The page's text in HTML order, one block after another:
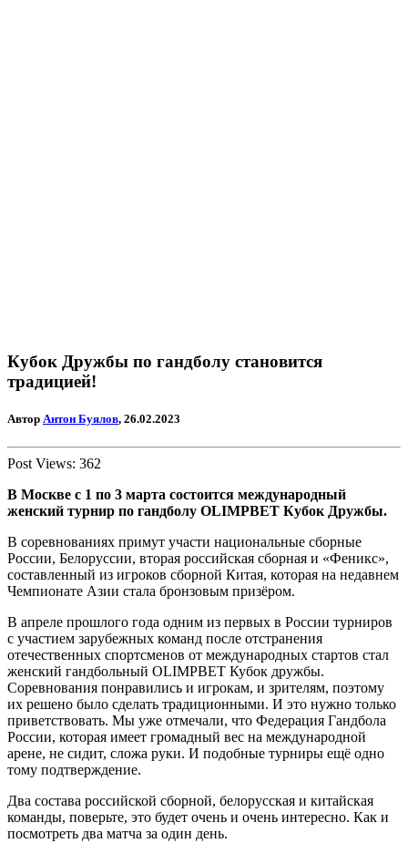
Кубок Дружбы по гандболу становится
традицией!
Автор Антон Буялов, 26.02.2023
Post Views: 362
В Москве с 1 по 3 марта состоится международный
женский турнир по гандболу OLIMPBET Кубок Дружбы.
В соревнованиях примут участи национальные сборные
России, Белоруссии, вторая российская сборная и «Феникс»,
составленный из игроков сборной Китая, которая на недавнем
Чемпионате Азии стала бронзовым призёром.
В апреле прошлого года одним из первых в России турниров
с участием зарубежных команд после отстранения
отечественных спортсменов от международных стартов стал
женский гандбольный OLIMPBET Кубок дружбы.
Соревнования понравились и игрокам, и зрителям, поэтому
их решено было сделать традиционными. И это нужно только
приветствовать. Мы уже отмечали, что Федерация Гандбола
России, которая имеет громадный вес на международной
арене, не сидит, сложа руки. И подобные турниры ещё одно
тому подтверждение.
Два состава российской сборной, белорусская и китайская
команды, поверьте, это будет очень и очень интересно. Как и
посмотреть два матча за один день.